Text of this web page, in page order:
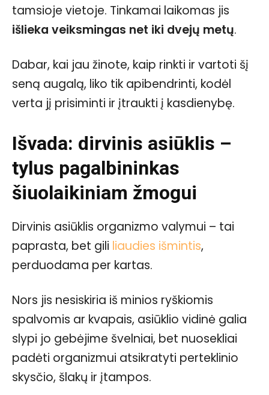
tamsioje vietoje. Tinkamai laikomas jis
išlieka veiksmingas net iki dvejų metų.
Dabar, kai jau žinote, kaip rinkti ir vartoti šį
seną augalą, liko tik apibendrinti, kodėl
verta jį prisiminti ir įtraukti į kasdienybę.
Išvada: dirvinis asiūklis –
tylus pagalbininkas
šiuolaikiniam žmogui
Dirvinis asiūklis organizmo valymui – tai
paprasta, bet gili liaudies išmintis,
perduodama per kartas.
Nors jis nesiskiria iš minios ryškiomis
spalvomis ar kvapais, asiūklio vidinė galia
slypi jo gebėjime švelniai, bet nuosekliai
padėti organizmui atsikratyti perteklinio
skysčio, šlakų ir įtampos.